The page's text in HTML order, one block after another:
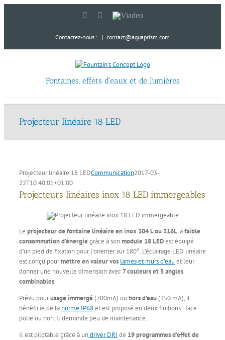
LinkedInYouTube
Viadeo
Contactez-nous : | contact@aquaprism.com
Fontaines, effets d'eaux et de lumières
Projecteur linéaire 18 LED
Projecteur linéaire 18 LEDCommunication2017-03-
22T10:40:01+01:00
Projecteurs linéaires inox 18 LED immergeables
Le projecteur de fontaine linéaire en inox 304 L ou 316L, àfaible
consommation d’énergie grâce à sonmodule 18 LEDest équipé
d’un pied de fixation pour l’orienter sur 180°. L’éclairage LED linéaire
est conçu pourmettre en valeur vos lames et murs d’eau et leur
donner une nouvelle dimension avec 7 couleurs et 5 angles
combinables.
Prévu pourusage immergé (700mA) ou hors d’eau(350 mA), il
bénéficie de la norme IP68et est proposé en deux finitions : face
polie ou non. Il demande peu de maintenance.
Il est pilotable grâce à undriver DRI de 19 programmes d’effet de